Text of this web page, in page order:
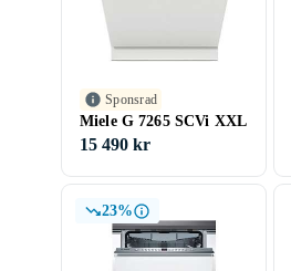
Sponsrad
Miele G 7265 SCVi XXL
15 490 kr
23%